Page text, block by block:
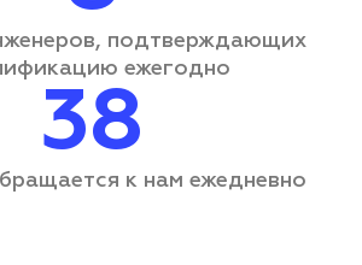
подтверждающих
ежегодно
38
к нам ежедневно